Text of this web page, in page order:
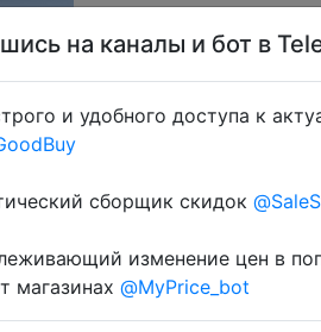
на вибір $7/$49 (14.29%)
Coins у додатку через
на каналы и бот в
и удобного доступа к
сборщик скидок
изменение цен в
магазинах @MyPrice_bot